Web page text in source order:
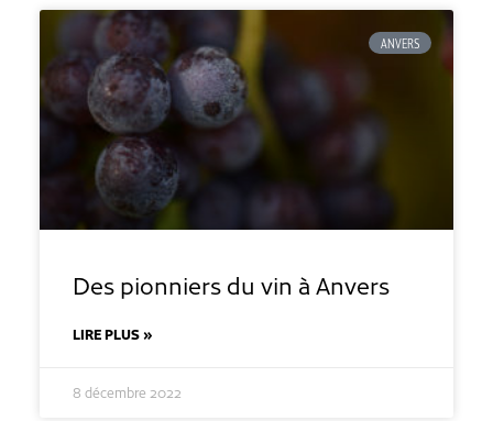
ANVERS
Des pionniers du vin à Anvers
LIRE PLUS »
8 décembre 2022